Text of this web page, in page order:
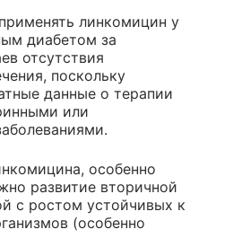
линкомицин у
диабетом за
отсутствия
поскольку
данные о терапии
или
особенно
развитие вторичной
с ростом устойчивых к
(особенно